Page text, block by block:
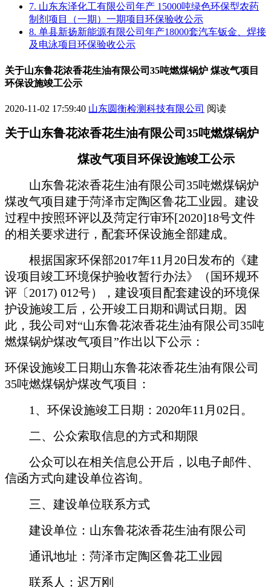
7. 山东东泽化工有限公司年产 15000吨绿色环保型农药
制剂项目（一期）一期项目环保验收公示
8. 单县新扬新能源有限公司年产18000套汽车钣金、焊接
及电泳项目环保验收公示
关于山东鲁花浓香花生油有限公司35吨燃煤锅炉 煤改气项目
环保设施竣工公示
2020-11-02 17:59:40 山东圆衡检测科技有限公司 阅读
关于山东鲁花浓香花生油有限公司 35吨燃煤锅炉
煤改气项目环保设施竣工公示
山东鲁花浓香花生油有限公司 35吨燃煤锅炉
煤改气项目 建于菏泽市定陶区鲁花工业园 。建设
过程中按照环评以及菏定行审环[2020]18号文件
的相关要求进行，配套环保设施全部建成。
根据国家环保部2017年11月20日发布的《建
设项目竣工环境保护验收暂行办法》（国环规环
评〔2017) 012号），建设项目配套建设的环境保
护设施竣工后，公开竣工日期和调试日期。因
此，我公司对“山东鲁花浓香花生油有限公司35吨
燃煤锅炉煤改气项目”作出以下公示：
环保设施竣工日期山东鲁花浓香花生油有限公司
35吨燃煤锅炉煤改气项目：
1、环保设施竣工日期：2020年11月02日。
二、公众索取信息的方式和期限
公众可以在相关信息公开后，以电子邮件、
信函方式向建设单位咨询。
三、建设单位联系方式
建设单位：山东鲁花浓香花生油有限公司
通讯地址：菏泽市定陶区鲁花工业园
联系人：迟万刚